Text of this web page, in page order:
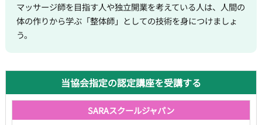
マッサージ師を目指す人や独立開業を考えている人は、人間の
体の作りから学ぶ「整体師」としての技術を身につけましょ
う。
当協会指定の認定講座を受講する
SARAスクールジャパン